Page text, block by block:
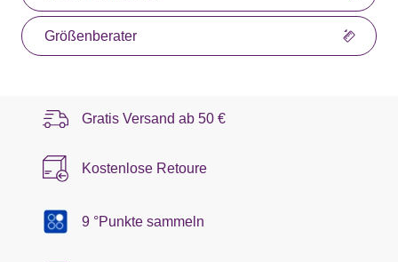
Größenberater
Gratis Versand ab 50 €
Kostenlose Retoure
9 °Punkte sammeln